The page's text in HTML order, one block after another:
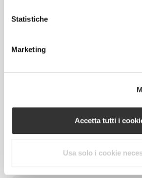
Statistiche
Marketing
Accetta tutti i
Usa solo i cookie
Vedere tabella delle misure